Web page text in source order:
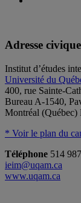
Adresse civique
Institut d’études
Université du
400, rue Sainte-
Bureau A-1540,
Montréal
* Voir le plan du
Téléphone 514
ieim@uqam.ca
www.uqam.ca